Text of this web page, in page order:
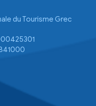
du Tourisme Grec